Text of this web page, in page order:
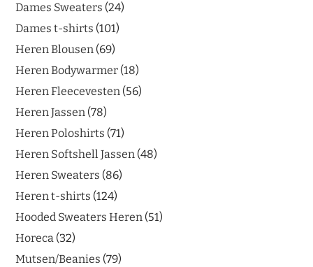
Dames Sweaters 24
Dames t-shirts 101
Heren Blousen 69
Heren Bodywarmer 18
Heren Fleecevesten 56
Heren Jassen 78
Heren Poloshirts 71
Heren Softshell Jassen 48
Heren Sweaters 86
Heren t-shirts 124
Hooded Sweaters Heren 51
Horeca 32
Mutsen/Beanies 79